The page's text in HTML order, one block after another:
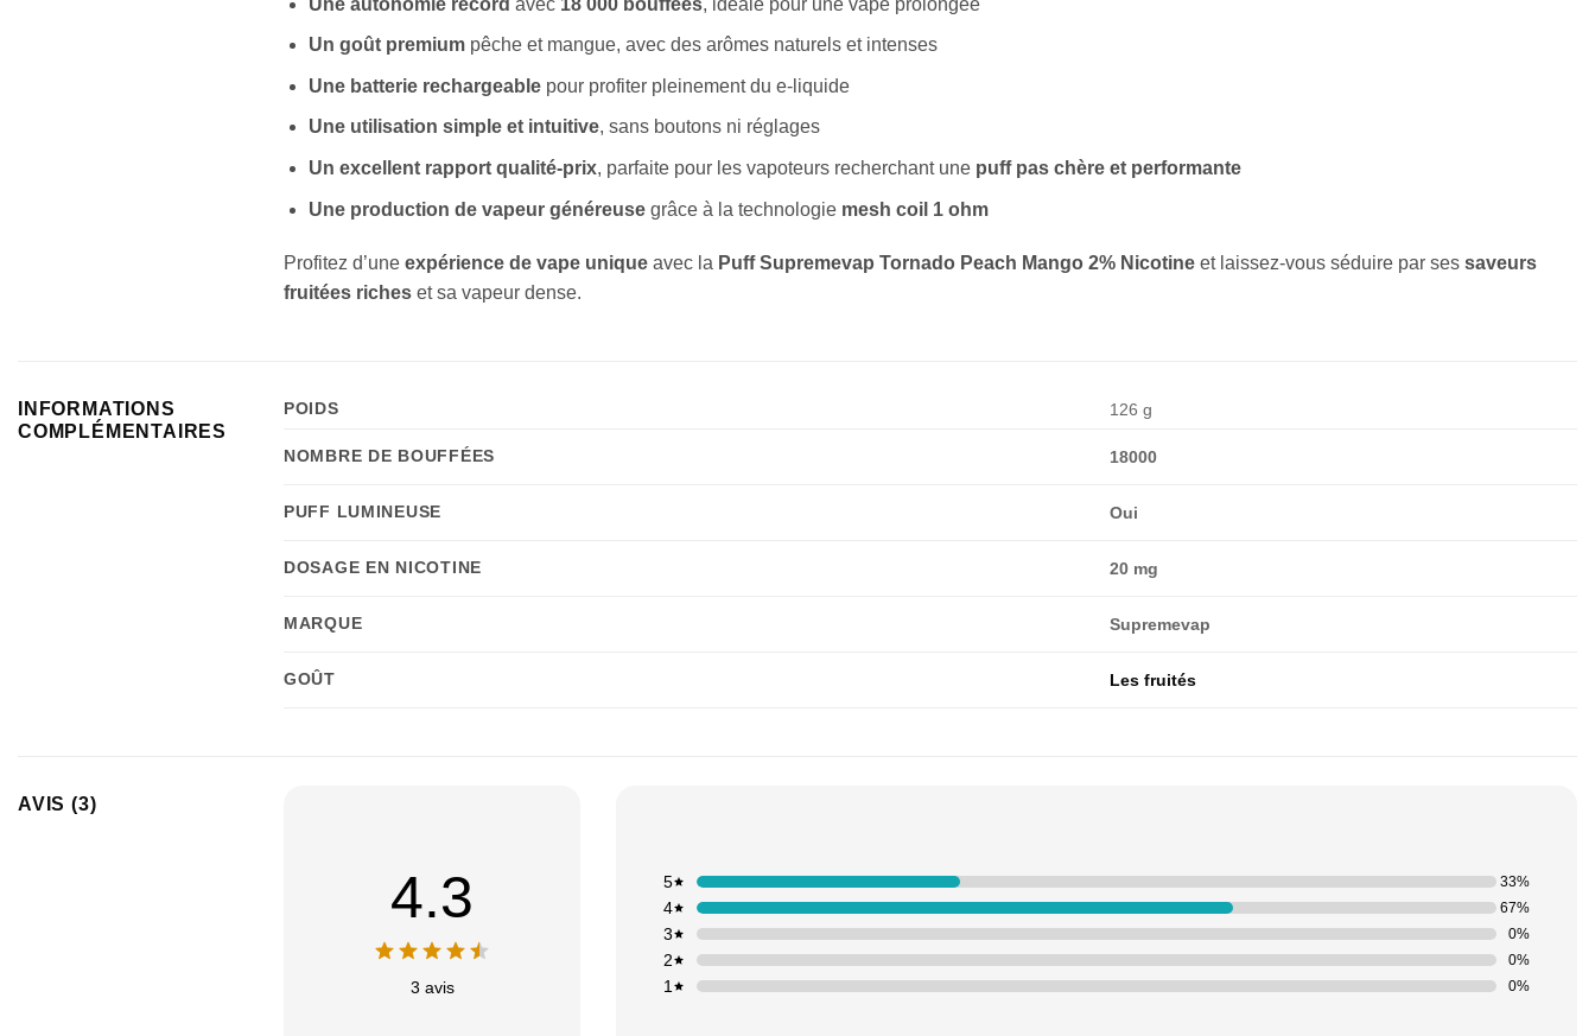
Un goût premiumpêche et mangue, avec des arômes naturels et intenses
Une batterie rechargeablepour profiter pleinement du e-liquide
Une utilisation simple et intuitive, sans boutons ni réglages
Un excellent rapport qualité-prix, parfaite pour les vapoteurs recherchant une puff pas chère et performante
Une production de vapeur généreusegrâce à la technologie mesh coil 1 ohm
Profitez d’une expérience de vape unique avec la Puff Supremevap Tornado Peach Mango 2% Nicotine et laissez-vous séduire par ses saveurs
fruitées riches et sa vapeur dense.
INFORMATIONS
COMPLÉMENTAIRES
POIDS 126 g
NOMBRE DE BOUFFÉES 18000
PUFF LUMINEUSE Oui
DOSAGE EN NICOTINE 20 mg
MARQUE Supremevap
GOÛT Les fruités
AVIS (3)
4.3
3 avis 1 0%
2 0%
3 0%
4 67%
5 33%